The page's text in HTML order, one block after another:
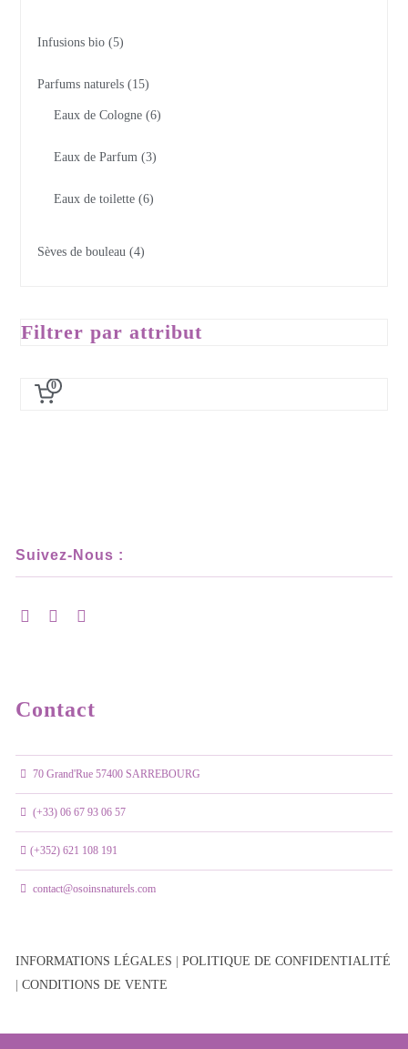
Infusions bio 5
Parfums naturels 15
Eaux de Cologne 6
Eaux de Parfum 3
Eaux de toilette 6
Sèves de bouleau 4
Filtrer par attribut
0
Suivez-Nous :
Contact
70 Grand'Rue 57400 SARREBOURG
(+33) 06 67 93 06 57
(+352) 621 108 191
contact@osoinsnaturels.com
INFORMATIONS LÉGALES |POLITIQUE DE CONFIDENTIALITÉ
|CONDITIONS DE VENTE